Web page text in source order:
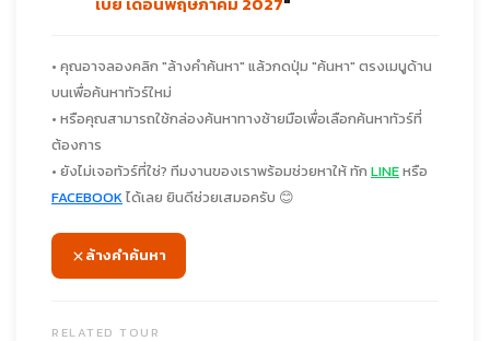
• คุณอาจลองคลิก "ล้างคำค้นหา" แล้วกดปุ่ม "ค้นหา" ตรงเมนูด้าน
บนเพื่อค้นหาทัวร์ใหม่
• หรือคุณสามารถใช้กล่องค้นหาทางซ้ายมือเพื่อเลือกค้นหาทัวร์ที่
ต้องการ
• ยังไม่เจอทัวร์ที่ใช่? ทีมงานของเราพร้อมช่วยหาให้ ทัก LINEหรือ
FACEBOOKได้เลย ยินดีช่วยเสมอครับ 😊
ล้างคำค้นหา
RELATED TOUR